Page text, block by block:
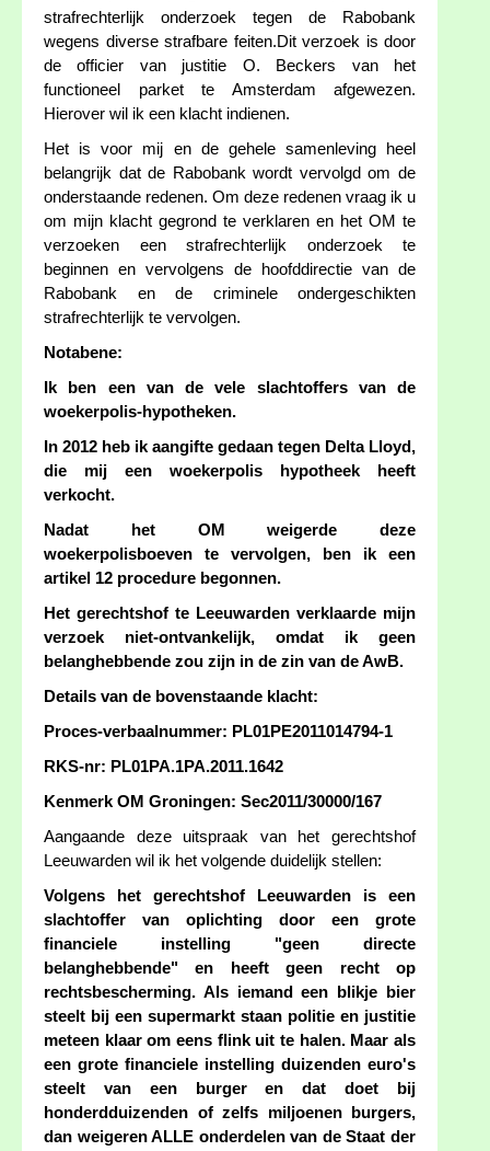
strafrechterlijk onderzoek tegen de Rabobank
wegens diverse strafbare feiten.Dit verzoek is door
de officier van justitie O. Beckers van het
functioneel parket te Amsterdam afgewezen.
Hierover wil ik een klacht indienen.
Het is voor mij en de gehele samenleving heel
belangrijk dat de Rabobank wordt vervolgd om de
onderstaande redenen. Om deze redenen vraag ik u
om mijn klacht gegrond te verklaren en het OM te
verzoeken een strafrechterlijk onderzoek te
beginnen en vervolgens de hoofddirectie van de
Rabobank en de criminele ondergeschikten
strafrechterlijk te vervolgen.
Notabene:
Ik ben een van de vele slachtoffers van de
woekerpolis-hypotheken.
In 2012 heb ik aangifte gedaan tegen Delta Lloyd,
die mij een woekerpolis hypotheek heeft
verkocht.
Nadat het OM weigerde deze
woekerpolisboeven te vervolgen, ben ik een
artikel 12 procedure begonnen.
Het gerechtshof te Leeuwarden verklaarde mijn
verzoek niet-ontvankelijk, omdat ik geen
belanghebbende zou zijn in de zin van de AwB.
Details van de bovenstaande klacht:
Proces-verbaalnummer: PL01PE2011014794-1
RKS-nr: PL01PA.1PA.2011.1642
Kenmerk OM Groningen: Sec2011/30000/167
Aangaande deze uitspraak van het gerechtshof
Leeuwarden wil ik het volgende duidelijk stellen:
Volgens het gerechtshof Leeuwarden is een
slachtoffer van oplichting door een grote
financiele instelling "geen directe
belanghebbende" en heeft geen recht op
rechtsbescherming. Als iemand een blikje bier
steelt bij een supermarkt staan politie en justitie
meteen klaar om eens flink uit te halen. Maar als
een grote financiele instelling duizenden euro's
steelt van een burger en dat doet bij
honderdduizenden of zelfs miljoenen burgers,
dan weigeren ALLE onderdelen van de Staat der